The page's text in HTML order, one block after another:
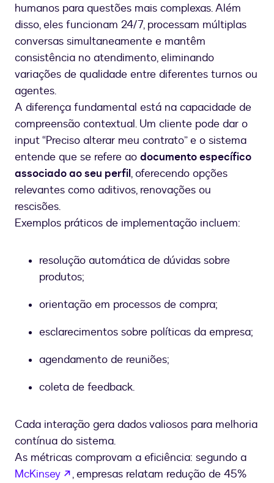
humanos para questões mais complexas. Além
disso, eles funcionam 24/7, processam múltiplas
conversas simultaneamente e mantêm
consistência no atendimento, eliminando
variações de qualidade entre diferentes turnos ou
agentes.
A diferença fundamental está na capacidade de
compreensão contextual. Um cliente pode dar o
input “Preciso alterar meu contrato” e o sistema
entende que se refere ao documento específico
associado ao seu perfil, oferecendo opções
relevantes como aditivos, renovações ou
rescisões.
Exemplos práticos de implementação incluem:
resolução automática de dúvidas sobre
produtos;
orientação em processos de compra;
esclarecimentos sobre políticas da empresa;
agendamento de reuniões;
coleta de feedback.
Cada interação gera dados valiosos para melhoria
contínua do sistema.
As métricas comprovam a eficiência: segundo a
McKinsey
se abre en una nueva pestaña
, empresas relatam redução de 45%